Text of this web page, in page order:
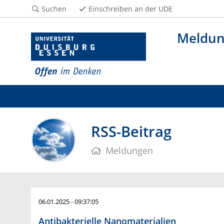
Suchen Einschreiben an der UDE
RSS-Beitrag
Meldungen
06.01.2025 - 09:37:05
Antibakterielle Nanomaterialien